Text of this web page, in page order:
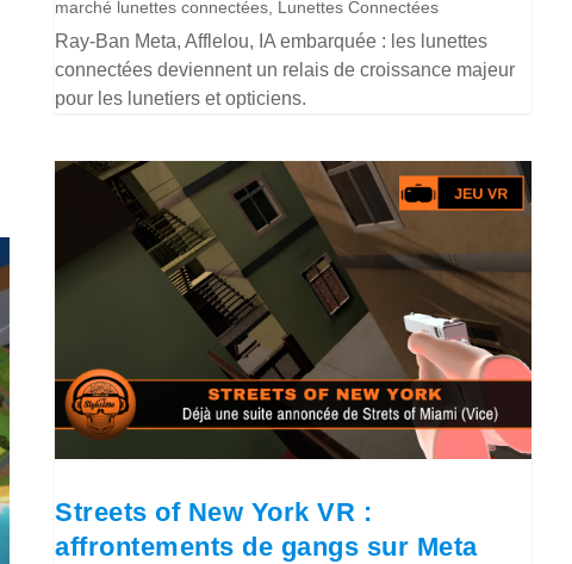
marché lunettes connectées Lunettes Connectées
Ray-Ban Meta, Afflelou, IA embarquée : les lunettes
connectées deviennent un relais de croissance majeur
pour les lunetiers et opticiens.
Streets of New York VR :
affrontements de gangs sur Meta